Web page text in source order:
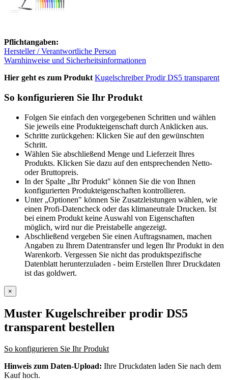
Pflichtangaben:
Hersteller / Verantwortliche Person
Warnhinweise und Sicherheitsinformationen
Hier geht es zum Produkt Kugelschreiber Prodir DS5 transparent
So konfigurieren Sie Ihr Produkt
Folgen Sie einfach den vorgegebenen Schritten und wählen
Sie jeweils eine Produkteigenschaft durch Anklicken aus.
Schritte zurückgehen: Klicken Sie auf den gewünschten
Schritt.
Wählen Sie abschließend Menge und Lieferzeit Ihres
Produkts. Klicken Sie dazu auf den entsprechenden Netto-
oder Bruttopreis.
In der Spalte „Ihr Produkt" können Sie die von Ihnen
konfigurierten Produkteigenschaften kontrollieren.
Unter „Optionen" können Sie Zusatzleistungen wählen, wie
einen Profi-Datencheck oder das klimaneutrale Drucken. Ist
bei einem Produkt keine Auswahl von Eigenschaften
möglich, wird nur die Preistabelle angezeigt.
Abschließend vergeben Sie einen Auftragsnamen, machen
Angaben zu Ihrem Datentransfer und legen Ihr Produkt in den
Warenkorb. Vergessen Sie nicht das produktspezifische
Datenblatt herunterzuladen - beim Erstellen Ihrer Druckdaten
ist das goldwert.
×
Muster Kugelschreiber prodir DS5
transparent bestellen
So konfigurieren Sie Ihr Produkt
Hinweis zum Daten-Upload: Ihre Druckdaten laden Sie nach dem
Kauf hoch.